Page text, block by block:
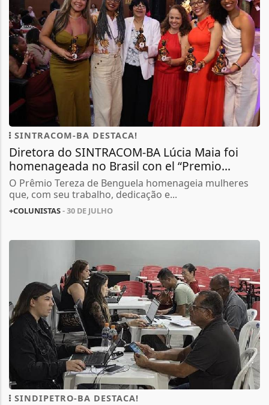
SINTRACOM-BA DESTACA!
Diretora do SINTRACOM-BA Lúcia Maia foi
homenageada no Brasil con el “Premio...
O Prêmio Tereza de Benguela homenageia mulheres
que, com seu trabalho, dedicação e...
+COLUNISTAS- 30 DE JULHO
SINDIPETRO-BA DESTACA!